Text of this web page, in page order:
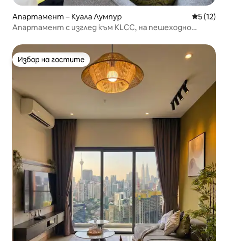
Апартамент – Куала Лумпур Средна
5 (12)
Апартамент с изглед към KLCC, на пешеходно
Избор на гостите
Избор на гостите